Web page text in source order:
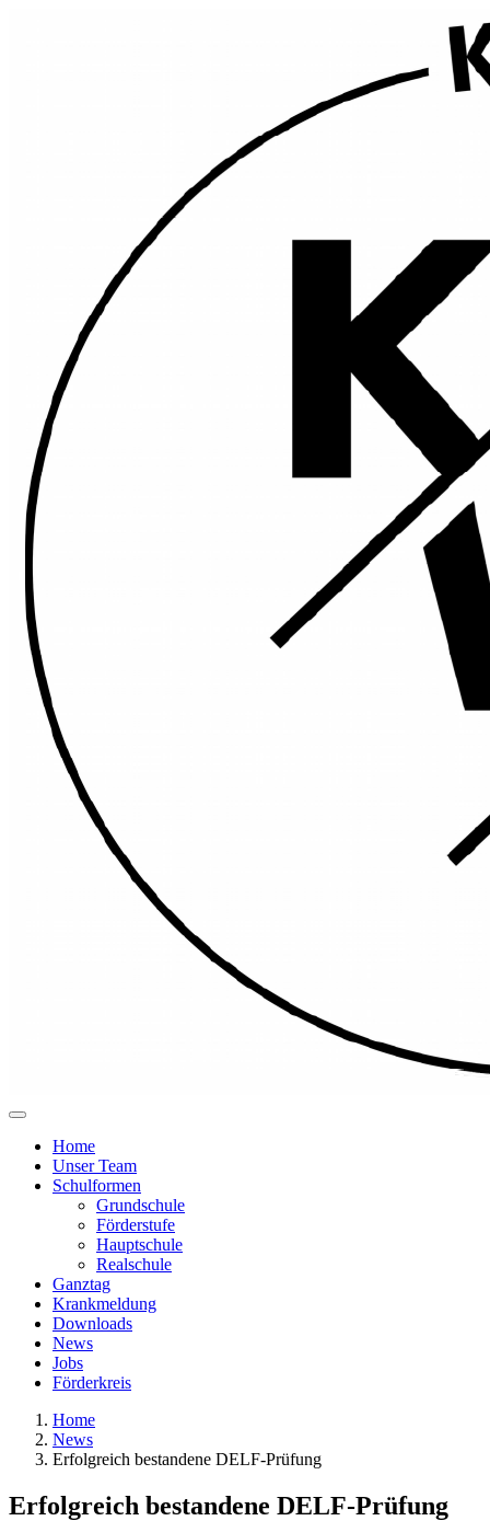
Home
Unser Team
Schulformen
Grundschule
Förderstufe
Hauptschule
Realschule
Ganztag
Krankmeldung
Downloads
News
Jobs
Förderkreis
Home
News
Erfolgreich bestandene DELF-Prüfung
Erfolgreich bestandene DELF-Prüfung